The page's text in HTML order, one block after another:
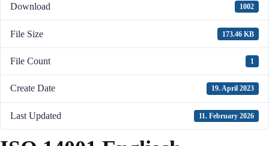
Download 1002
File Size 173.46 KB
File Count 1
Create Date 19. April 2023
Last Updated 11. February 2026